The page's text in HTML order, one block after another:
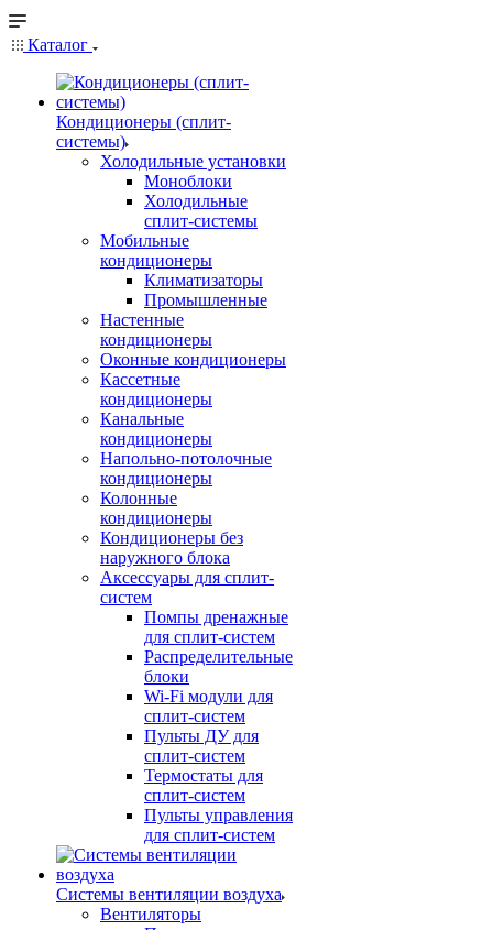
Каталог
Кондиционеры (сплит-
системы)
Холодильные установки
Моноблоки
Холодильные
сплит-системы
Мобильные
кондиционеры
Климатизаторы
Промышленные
Настенные
кондиционеры
Оконные кондиционеры
Кассетные
кондиционеры
Канальные
кондиционеры
Напольно-потолочные
кондиционеры
Колонные
кондиционеры
Кондиционеры без
наружного блока
Аксессуары для сплит-
систем
Помпы дренажные
для сплит-систем
Распределительные
блоки
Wi-Fi модули для
сплит-систем
Пульты ДУ для
сплит-систем
Термостаты для
сплит-систем
Пульты управления
для сплит-систем
Системы вентиляции воздуха
Вентиляторы